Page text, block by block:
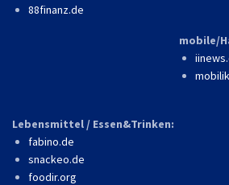
88finanz.de
mobile/
Lebensmittel / Essen&Trinken:
fabino.de
snackeo.de
foodir.org